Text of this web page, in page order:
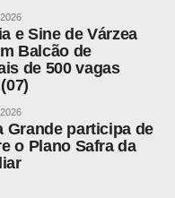
e Sine de Várzea
Balcão de
de 500 vagas
Grande participa de
o Plano Safra da